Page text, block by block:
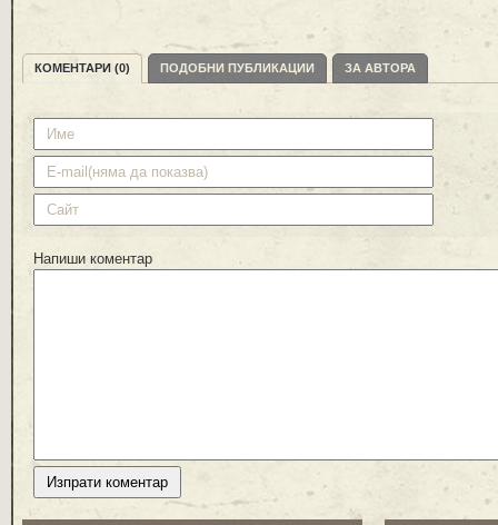
КОМЕНТАРИ (0) ПОДОБНИ ПУБЛИКАЦИИ ЗА АВТОРА
Напиши коментар